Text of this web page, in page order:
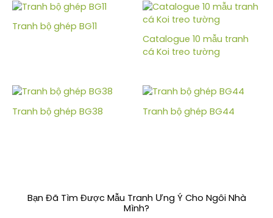
Tranh bộ ghép BG11
Catalogue 10 mẫu tranh
cá Koi treo tường
Tranh bộ ghép BG38 Tranh bộ ghép BG44
Bạn Đã Tìm Được Mẫu Tranh Ưng Ý Cho Ngôi Nhà
Mình?